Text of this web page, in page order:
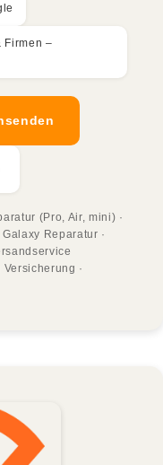
Firmen –
(Pro, Air, mini) ·
Reparatur ·
·